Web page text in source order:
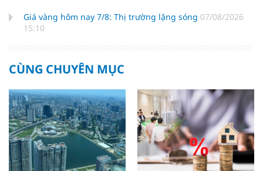
Giá vàng hôm nay 7/8: Thị trường lặng sóng 07/08/2026
15:10
CÙNG CHUYÊN MỤC